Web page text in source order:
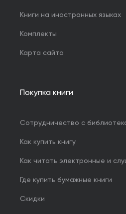
Книги на иностранных языках
Комплекты
Карта сайта
Покупка книги
Сотрудничество с
Как купить книгу
Как читать электронные и
Где купить бумажные книги
Скидки